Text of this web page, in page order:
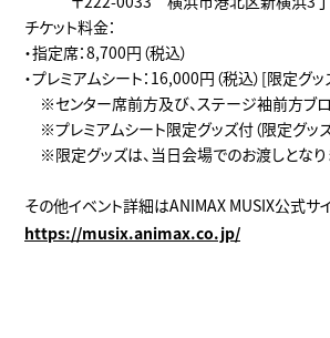
チケット料金：
・指定席：8,700円（税込）
・プレミアムシート：16,000円（税込）[限定グ
※センター席前方及び、ステージ袖前方ブロ
※プレミアムシート限定グッズ付（限定グッ
※限定グッズは、当日会場でのお渡しとなり
その他イベント詳細はANIMAX MUSIX公式サ
https://musix.animax.co.jp/